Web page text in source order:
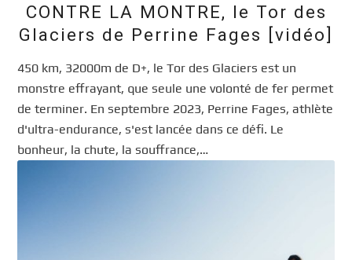
CONTRE LA MONTRE, le Tor des
Glaciers de Perrine Fages [vidéo]
450 km, 32000m de D+, le Tor des Glaciers est un
monstre effrayant, que seule une volonté de fer permet
de terminer. En septembre 2023, Perrine Fages, athlète
d'ultra-endurance, s'est lancée dans ce défi. Le
bonheur, la chute, la souffrance,…